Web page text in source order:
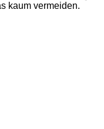
kaum vermeiden.